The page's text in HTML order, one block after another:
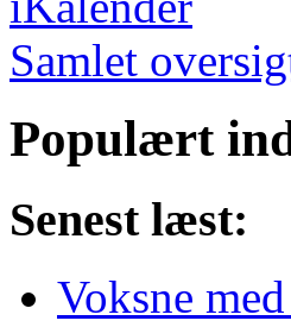
Samlet
Populært
Senest læst:
Voksne